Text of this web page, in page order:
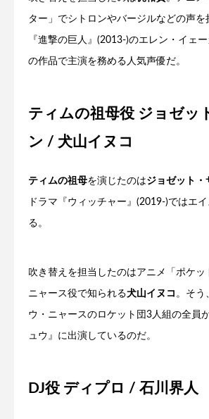
ター」でシトロンやバージルなどの声を
『進撃の巨人』(2013-)のエレン・イェ
の作品で主演を務める人気声優だ。
ティムの祖母役 ジョゼッ
ン / 犬山イヌコ
ティムの祖母を演じたのはジョゼット・
ドラマ『ウィッチャー』(2019-)ではエ
る。
吹き替えを担当したのはアニメ「ポケッ
ニャース役で知られる犬山イヌコ 。そう
ウ・ニャースのロケット団3人組の全員
ュウ』に出演しているのだ。
DJ役 ディプロ / 石川界人